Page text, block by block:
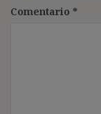
Comentario *